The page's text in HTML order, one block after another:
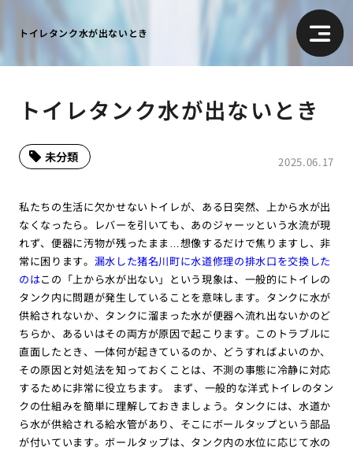
トイレタンク水が出ないとき
トイレタンク水が出ないとき
2025.06.17
未分類
私たちの生活に欠かせないトイレが、ある日突然、上から水が出
なくなったら。レバーを引いても、あのジャーッという水流が現
れず、便器に汚物が残ったまま…想像するだけで焦りますし、非
常に困ります。 漏水した猪名川町に水道修理の排水口を交換した
のはこの「上から水が出ない」という現象は、一般的にトイレの
タンク内に問題が発生していることを意味します。タンクに水が
供給されないか、タンクに溜まった水が便器へ流れ出ないかのど
ちらか、あるいはその両方が原因で起こります。このトラブルに
直面したとき、一体何が起きているのか、どうすればよいのか、
その原因と対処法を知っておくことは、不測の事態に冷静に対応
するために非常に役立ちます。 まず、一般的な洋式トイレのタン
クの仕組みを簡単に理解しておきましょう。タンクには、水道か
ら水が供給される給水管があり、そこにボールタップという部品
が付いています。ボールタップは、タンク内の水位に応じて水の